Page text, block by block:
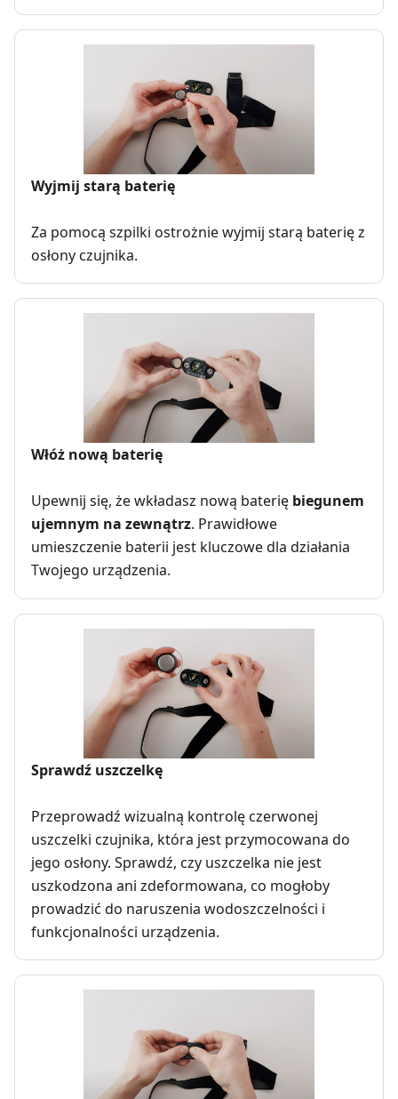
Wyjmij starą baterię
Za pomocą szpilki ostrożnie wyjmij starą baterię z
osłony czujnika.
Włóż nową baterię
Upewnij się, że wkładasz nową baterię biegunem
ujemnym na zewnątrz. Prawidłowe
umieszczenie baterii jest kluczowe dla działania
Twojego urządzenia.
Sprawdź uszczelkę
Przeprowadź wizualną kontrolę czerwonej
uszczelki czujnika, która jest przymocowana do
jego osłony. Sprawdź, czy uszczelka nie jest
uszkodzona ani zdeformowana, co mogłoby
prowadzić do naruszenia wodoszczelności i
funkcjonalności urządzenia.